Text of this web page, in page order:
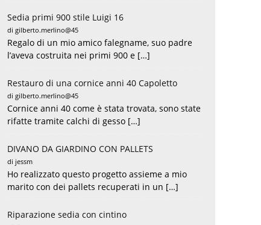
Sedia primi 900 stile Luigi 16
di gilberto.merlino@45
Regalo di un mio amico falegname, suo padre
l’aveva costruita nei primi 900 e […]
Restauro di una cornice anni 40 Capoletto
di gilberto.merlino@45
Cornice anni 40 come è stata trovata, sono state
rifatte tramite calchi di gesso […]
DIVANO DA GIARDINO CON PALLETS
di jessm
Ho realizzato questo progetto assieme a mio
marito con dei pallets recuperati in un […]
Riparazione sedia con cintino